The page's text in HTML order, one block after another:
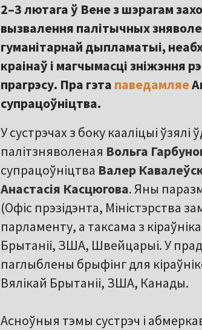
2–3 лютага ў Вене з шэрагам
вызвалення палітычных
гуманітарнай дыпламатыі,
краінаў і магчымасці зніжэння
прагрэсу. Пра гэта паведамляе
супрацоўніцтва.
У сустрэчах з боку кааліцыі
палітзняволеная Вольга
супрацоўніцтва Валер
Анастасія Касцюгова. Яны
(Офіс прэзідэнта, Міністэрства
парламенту, а таксама з
Брытаніі, ЗША, Швейцарыі. У
паглыблены брыфінг для
Вялікай Брытаніі, ЗША, Канады.
Асноўныя тэмы сустрэч і